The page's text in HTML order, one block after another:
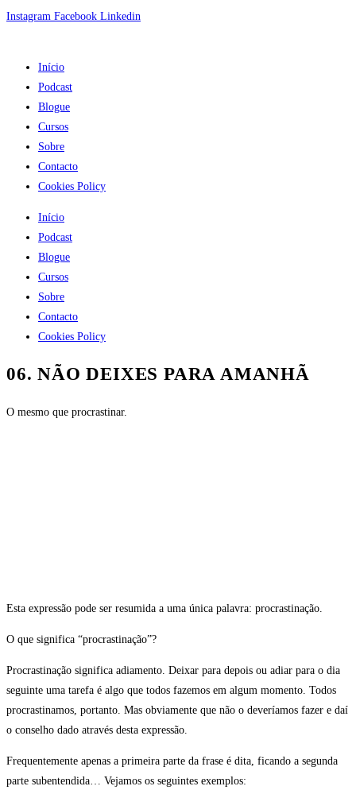
Skip
Instagram Facebook Linkedin
Início
Podcast
Blogue
Cursos
Sobre
Contacto
Cookies Policy
Início
Podcast
Blogue
Cursos
Sobre
Contacto
Cookies Policy
06. NÃO DEIXES PARA AMANHÃ
O mesmo que procrastinar.
Esta expressão pode ser resumida a uma única palavra: procrastinação.
O que significa “procrastinação”?
Procrastinação significa adiamento. Deixar para depois ou adiar para o dia
seguinte uma tarefa é algo que todos fazemos em algum momento. Todos
procrastinamos, portanto. Mas obviamente que não o deveríamos fazer e daí
o conselho dado através desta expressão.
Frequentemente apenas a primeira parte da frase é dita, ficando a segunda
parte subentendida… Vejamos os seguintes exemplos: